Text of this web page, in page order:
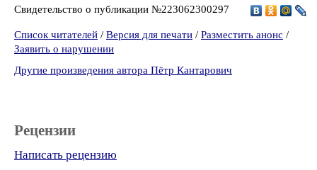
Свидетельство о публикации №223062300297
Список читателей / Версия для печати / Разместить анонс /
Заявить о нарушении
Другие произведения автора Пётр Кантарович
Рецензии
Написать рецензию